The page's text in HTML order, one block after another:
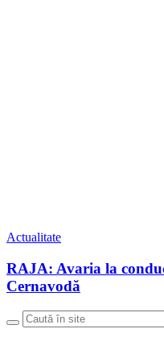
Actualitate
RAJA: Avaria la
Cernavodă